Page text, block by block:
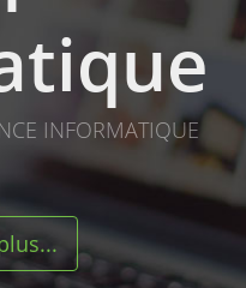
INFORMATIQUE